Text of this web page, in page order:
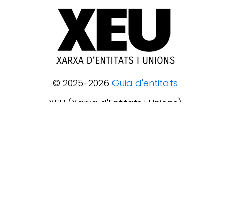
© 2025-2026 Guia d'entitats
XEU (Xarxa d'Entitats i Unions)